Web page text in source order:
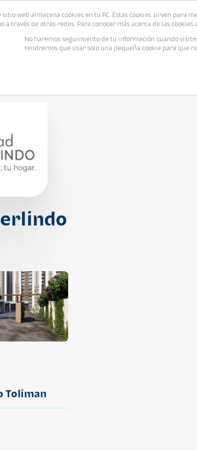
sitio web almacena cookies en tu PC. Estas cookies sirven
a través de otras redes. Para conocer más acerca de las
No haremos seguimiento de tu información cuando
tendremos que usar solo una pequeña cookie para que
Toliman
Viviendas Eventos